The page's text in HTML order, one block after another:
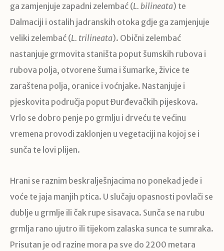
ga zamjenjuje zapadni zelembać (L. bilineata) te
Dalmaciji i ostalih jadranskih otoka gdje ga zamjenjuje
veliki zelembać (L. trilineata). Obični zelembać
nastanjuje grmovita staništa poput šumskih rubova i
rubova polja, otvorene šuma i šumarke, živice te
zaraštena polja, oranice i voćnjake. Nastanjuje i
pjeskovita područja poput Đurđevačkih pijeskova.
Vrlo se dobro penje po grmlju i drveću te većinu
vremena provodi zaklonjen u vegetaciji na kojoj se i
sunča te lovi plijen.
Hrani se raznim beskralješnjacima no ponekad jede i
voće te jaja manjih ptica. U slučaju opasnosti povlači se
dublje u grmlje ili čak rupe sisavaca. Sunča se na rubu
grmlja rano ujutro ili tijekom zalaska sunca te sumraka.
Prisutan je od razine mora pa sve do 2200 metara